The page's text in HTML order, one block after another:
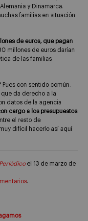
y Dinamarca.
familias en situación
de euros, que pagan
millones de euros darían
de las familias
Pues con sentido común.
que da derecho a la
datos de la agencia
cargo a los presupuestos
el resto de
difícil hacerlo así aquí
el 13 de marzo de
.